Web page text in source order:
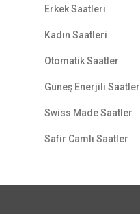
Erkek Saatleri
Kadın Saatleri
Otomatik Saatler
Güneş Enerjili Saatler
Swiss Made Saatler
Safir Camlı Saatler